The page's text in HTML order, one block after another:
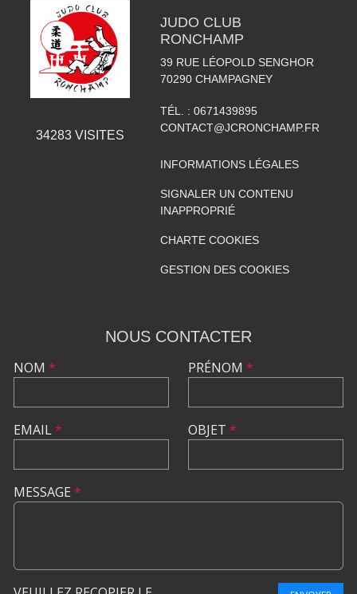
34283VISITES
JUDO CLUB
RONCHAMP
39 RUE LÉOPOLD SENGHOR
70290 CHAMPAGNEY
TÉL. : 0671439895
CONTACT@JCRONCHAMP.FR
INFORMATIONS LÉGALES
SIGNALER UN CONTENU
INAPPROPRIÉ
CHARTE COOKIES
GESTION DES COOKIES
NOUS CONTACTER
NOM *
EMAIL*
PRÉNOM *
OBJET *
MESSAGE *